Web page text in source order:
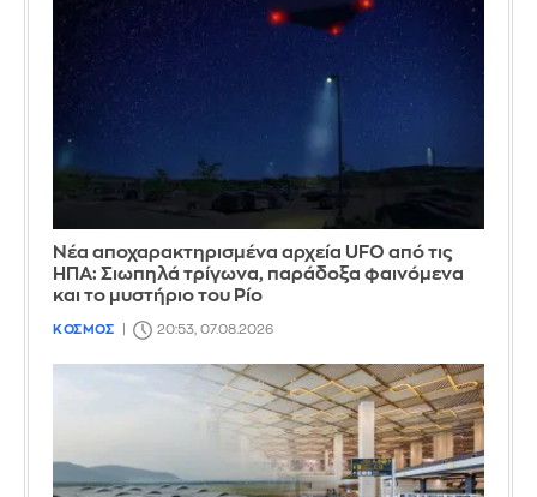
Νέα αποχαρακτηρισμένα αρχεία UFO από τις
ΗΠΑ: Σιωπηλά τρίγωνα, παράδοξα φαινόμενα
και το μυστήριο του Ρίο
ΚΟΣΜΟΣ 20:53, 07.08.2026